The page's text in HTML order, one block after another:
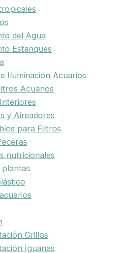
del Agua
Estanques
Iluminación Acuarios
Acuarios
y Aireadores
para Filtros
nutricionales
plantas
Grillos
Iguanas